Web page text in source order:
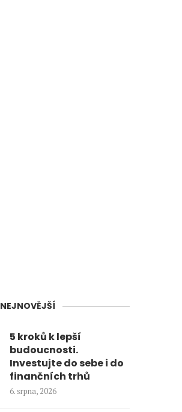
NEJNOVĚJŠÍ
5 kroků k lepší
budoucnosti.
Investujte do sebe i do
finančních trhů
6. srpna, 2026